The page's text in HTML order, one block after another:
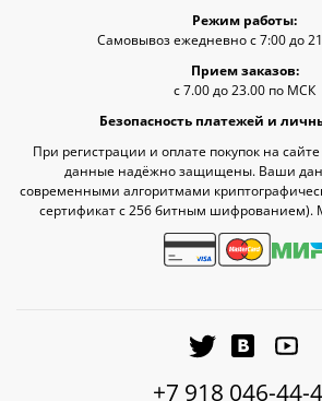
Режим работы:
Самовывоз ежедневно с 7:00 до
Прием заказов:
с 7.00 до 23.00 по МСК
Безопасность платежей и
При регистрации и оплате покупок на
данные надёжно защищены. Ваши
современными алгоритмами
сертификат c 256 битным шифрованием).
+7 918 046-44-